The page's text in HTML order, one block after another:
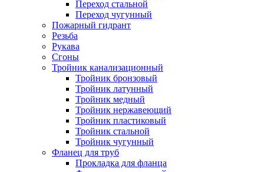
Переход стальной
Переход чугунный
Пожарный гидрант
Резьба
Рукава
Сгоны
Тройник канализационный
Тройник бронзовый
Тройник латунный
Тройник медный
Тройник нержавеющий
Тройник пластиковый
Тройник стальной
Тройник чугунный
Фланец для труб
Прокладка для фланца